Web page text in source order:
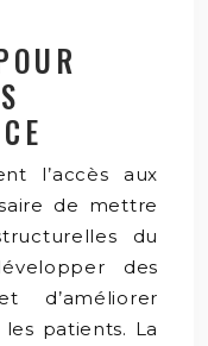
l’accès aux
de mettre
du
des
d’améliorer
les patients. La